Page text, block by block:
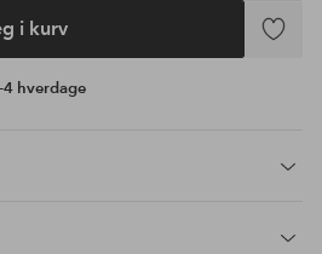
i kurv
Tilføj
4 hverdage